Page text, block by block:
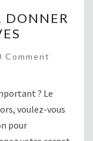
DONNER
Comment
? Le
voulez-vous
pour